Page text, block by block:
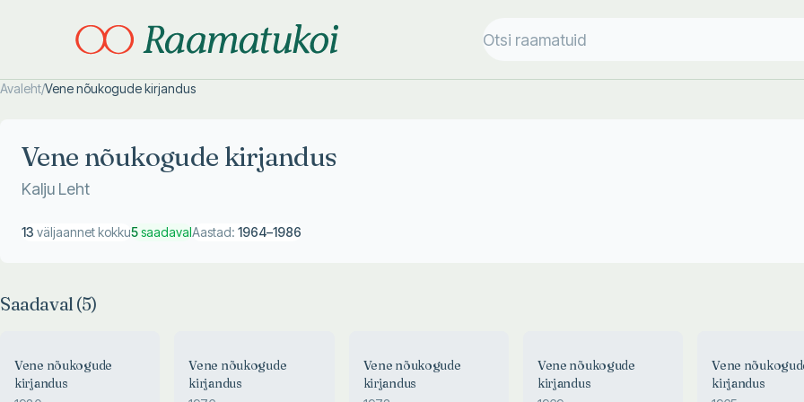
Avaleht/Vene nõukogude kirjandus
Vene nõukogude kirjandus
Kalju Leht
13 väljaannet kokku5saadavalAastad: 1964–1986
Saadaval (5)
Vene nõukogude
kirjandus
Vene nõukogude
kirjandus
Vene nõukogude
kirjandus
Vene nõukogude
kirjandus
Vene
kirjandus